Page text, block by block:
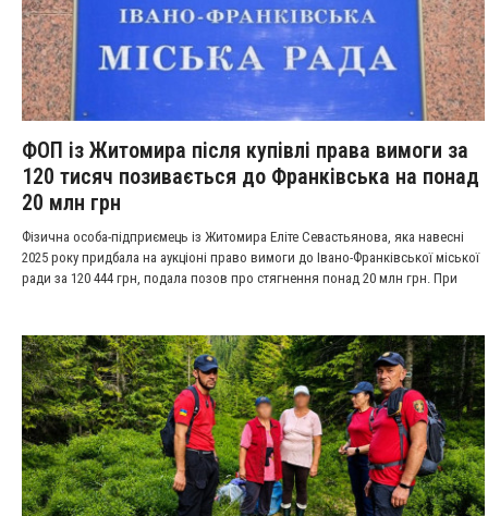
ФОП із Житомира після купівлі права вимоги за
120 тисяч позивається до Франківська на понад
20 млн грн
Фізична особа-підприємець із Житомира Еліте Севастьянова, яка навесні
2025 року придбала на аукціоні право вимоги до Івано-Франківської міської
ради за 120 444 грн, подала позов про стягнення понад 20 млн грн. При